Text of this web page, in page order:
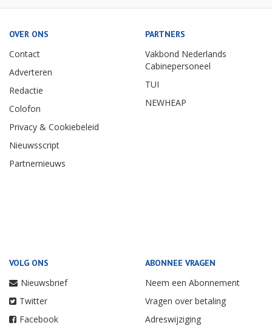
OVER ONS
Contact
Adverteren
Redactie
Colofon
Privacy & Cookiebeleid
Nieuwsscript
Partnernieuws
PARTNERS
Vakbond Nederlands
Cabinepersoneel
TUI
NEWHEAP
VOLG ONS
Nieuwsbrief
Twitter
Facebook
ABONNEE VRAGEN
Neem een Abonnement
Vragen over betaling
Adreswijziging